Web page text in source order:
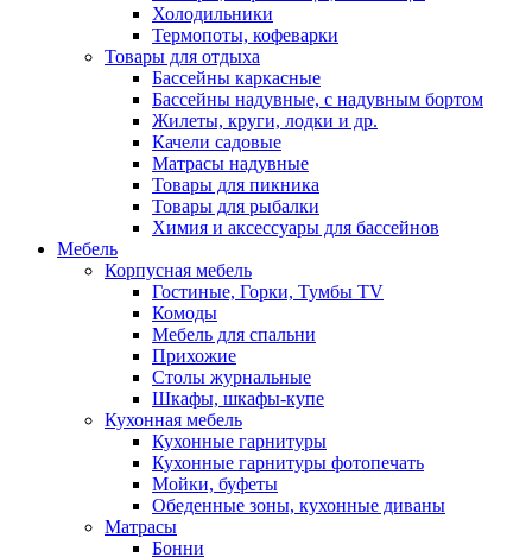
Холодильники
Термопоты, кофеварки
Товары для отдыха
Бассейны каркасные
Бассейны надувные, с надувным бортом
Жилеты, круги, лодки и др.
Качели садовые
Матрасы надувные
Товары для пикника
Товары для рыбалки
Химия и аксессуары для бассейнов
Мебель
Корпусная мебель
Гостиные, Горки, Тумбы TV
Комоды
Мебель для спальни
Прихожие
Столы журнальные
Шкафы, шкафы-купе
Кухонная мебель
Кухонные гарнитуры
Кухонные гарнитуры фотопечать
Мойки, буфеты
Обеденные зоны, кухонные диваны
Матрасы
Бонни